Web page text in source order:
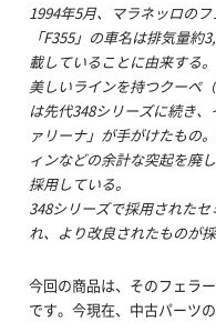
1994年5月、マラネッロの
「F355」の車名は排気量
載していることに由来する。
美しいラインを持つクーペ
は先代348シリーズに続き
ァリーナ」が手がけたもの
ィンなどの余計な突起を廃
採用している。
348シリーズで採用された
れ、より改良されたものが
今回の商品は、そのフェラ
です。今現在、中古パーツ